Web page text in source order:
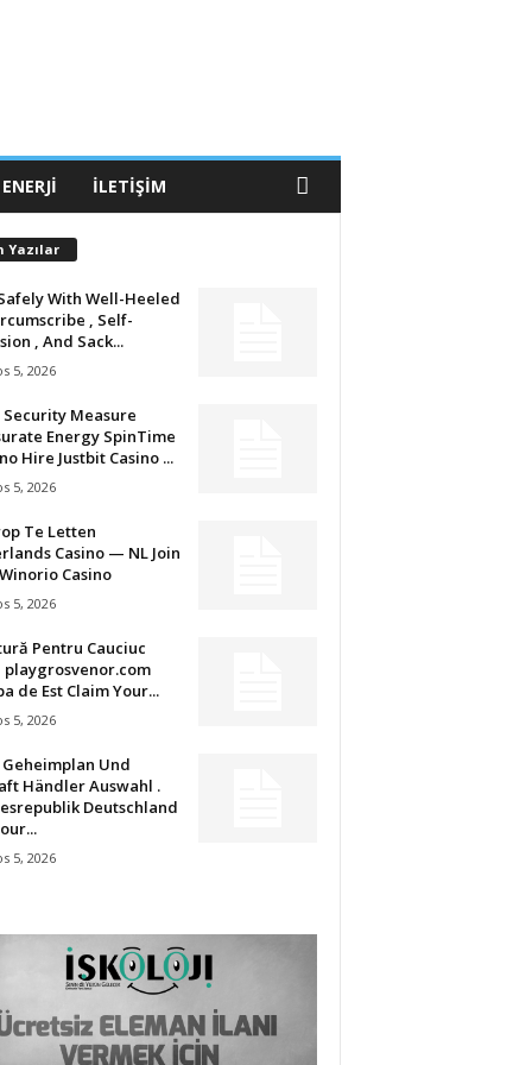
İLETIŞIM
Yazılar
With Well-Heeled
, Self-
, And Sack...
5, 2026
Security Measure
Energy SpinTime
Hire Justbit Casino ...
5, 2026
Te Letten
Casino — NL Join
Casino
5, 2026
Pentru Cauciuc
playgrosvenor.com
de Est Claim Your...
5, 2026
Und
Händler Auswahl .
Deutschland
5, 2026